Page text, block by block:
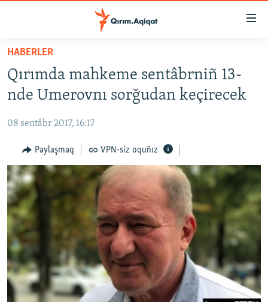
Esas
qaytmaq
Baş
qaytmaq
qaytmaq
HABERLER
SİYASET
CEMİYET
MEDENİYET
İNSAN AQLARI
VİDEO
SÜRET
BLOGLAR
FİKİR
Русский
HABERLER
Qırımda mahkeme sentâbrniñ 13-
nde Umerovnı sorğudan keçirecek
08 sentâbr 2017, 16:17
Paylaşmaq VPN-siz oquñız